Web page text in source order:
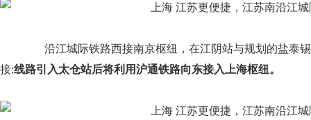
沿江城际铁路西接南京枢纽，在江阴站与规划的盐泰锡
接;线路引入太仓站后将利用沪通铁路向东接入上海枢纽。